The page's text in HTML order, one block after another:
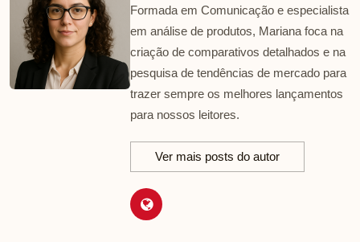
Formada em Comunicação e especialista
em análise de produtos, Mariana foca na
criação de comparativos detalhados e na
pesquisa de tendências de mercado para
trazer sempre os melhores lançamentos
para nossos leitores.
Ver mais posts do autor